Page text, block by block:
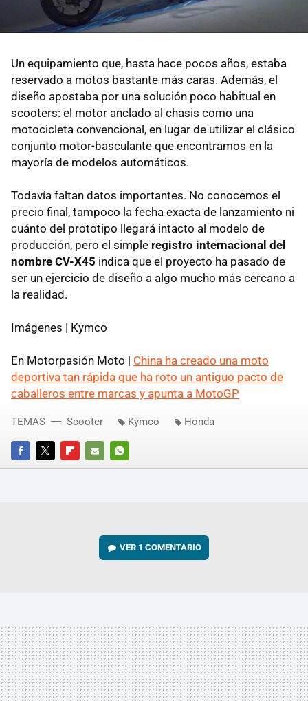
Un equipamiento que, hasta hace pocos años, estaba
reservado a motos bastante más caras. Además, el
diseño apostaba por una solución poco habitual en
scooters: el motor anclado al chasis como una
motocicleta convencional, en lugar de utilizar el clásico
conjunto motor-basculante que encontramos en la
mayoría de modelos automáticos.
Todavía faltan datos importantes. No conocemos el
precio final, tampoco la fecha exacta de lanzamiento ni
cuánto del prototipo llegará intacto al modelo de
producción, pero el simple registro internacional del
nombre CV-X45 indica que el proyecto ha pasado de
ser un ejercicio de diseño a algo mucho más cercano a
la realidad.
Imágenes | Kymco
En Motorpasión Moto | China ha creado una moto
deportiva tan rápida que ha roto un antiguo pacto de
caballeros entre marcas y apunta a MotoGP
FACEBOOKTWITTERFLIPBOARD
E-
WHATSAPP
TEMAS Scooter Kymco Honda
VER 1 COMENTARIO